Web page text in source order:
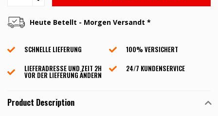
Heute Betellt - Morgen Versandt *
SCHNELLE LIEFERUNG
100% VERSICHERT
LIEFERADRESSE UND ZEIT 2H
VOR DER LIEFERUNG ÄNDERN
24/7 KUNDENSERVICE
Product Description